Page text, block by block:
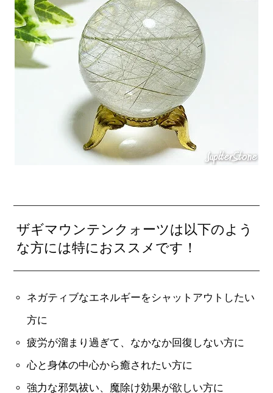
ザギマウンテンクォーツは以下のよう
な方には特におススメです！
ネガティブなエネルギーをシャットアウトしたい
方に
疲労が溜まり過ぎて、なかなか回復しない方に
心と身体の中心から癒されたい方に
強力な邪気祓い、魔除け効果が欲しい方に